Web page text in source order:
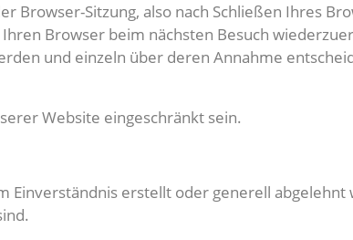
Browser-Sitzung, also nach Schließen Ihres
Browser beim nächsten Besuch
und einzeln über deren Annahme
Website eingeschränkt sein.
Einverständnis erstellt oder generell